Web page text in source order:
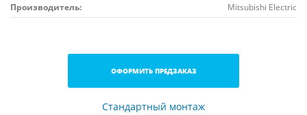
Производитель:
Mitsubishi Electric
ОФОРМИТЬ ПРЕДЗАКАЗ
Стандартный монтаж